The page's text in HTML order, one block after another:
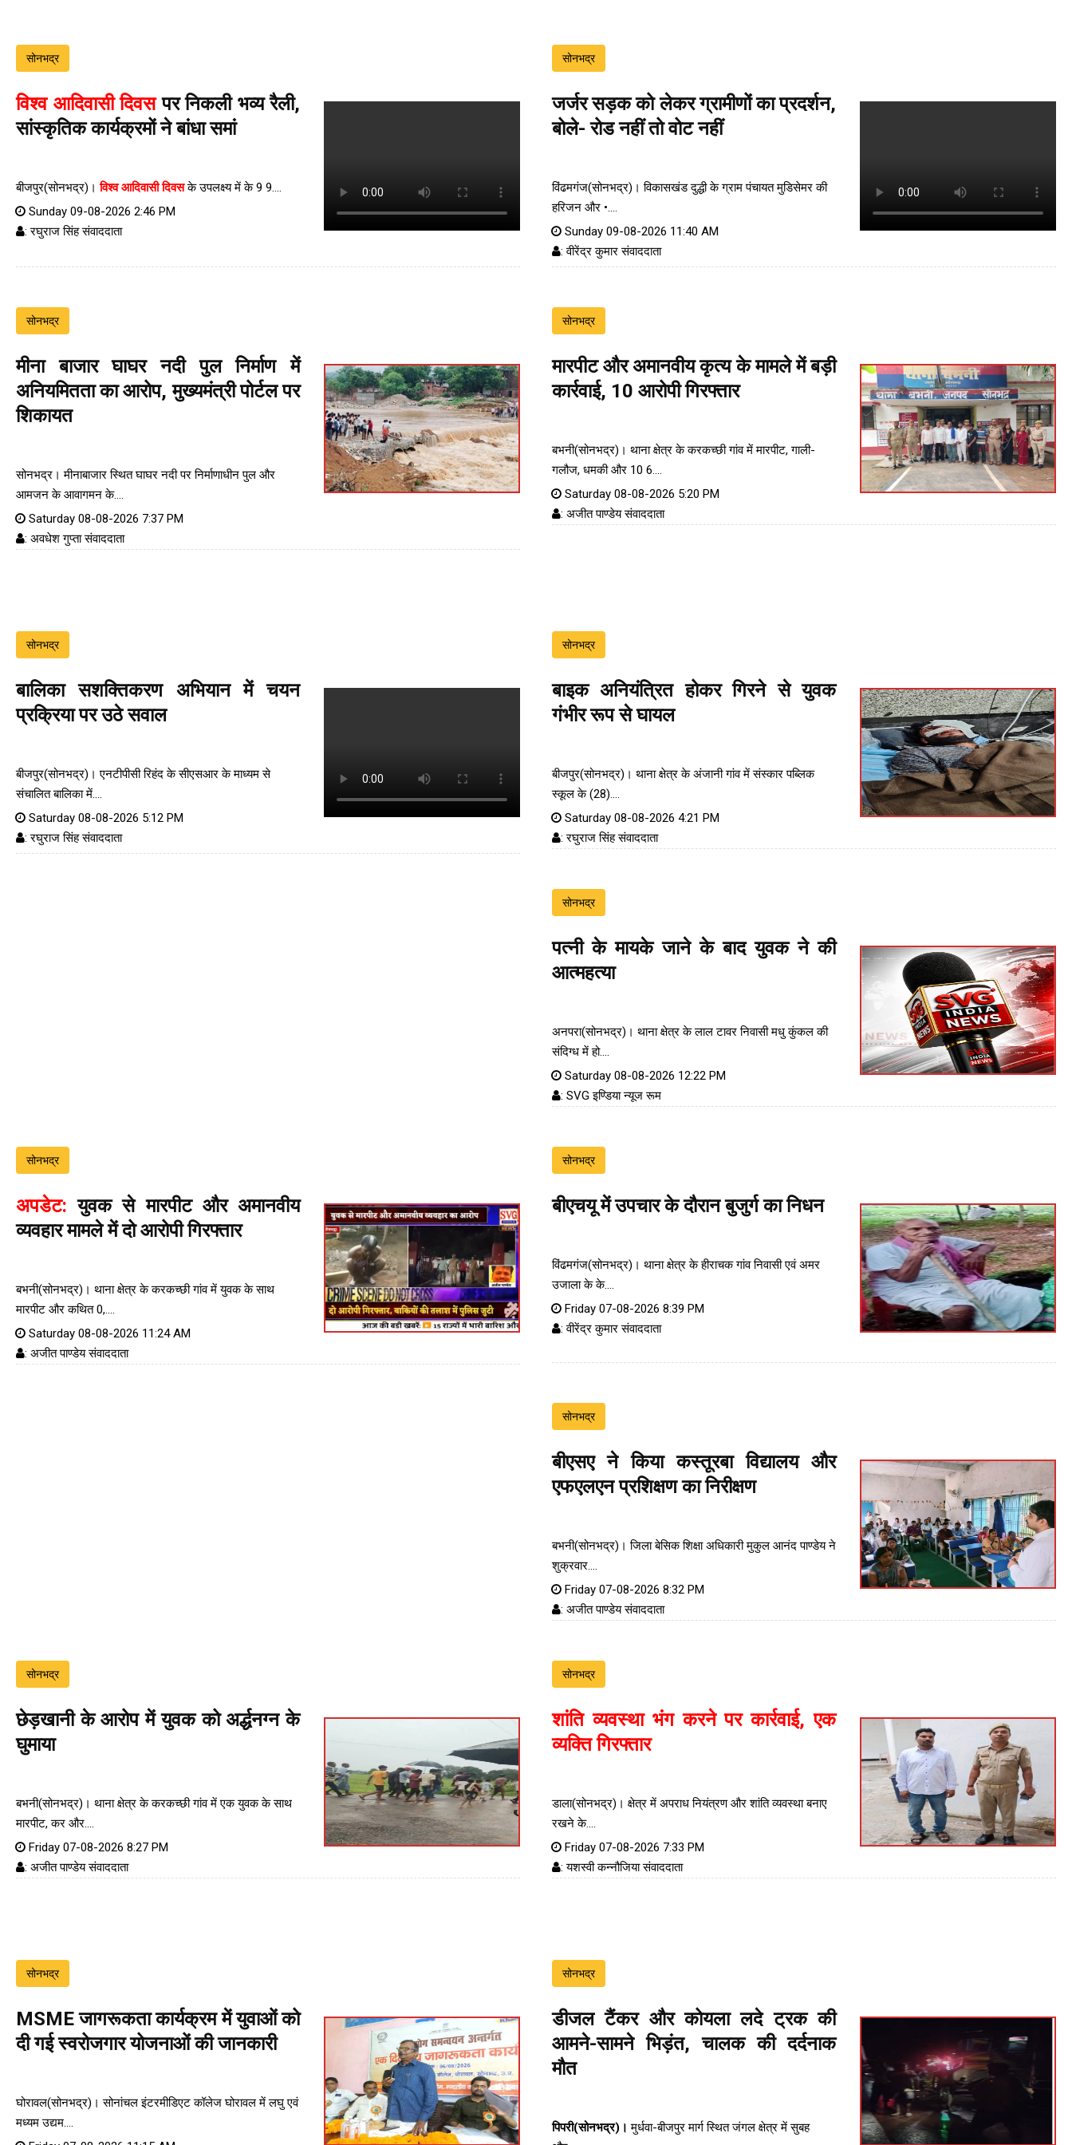
सोनभद्र
विश्व आदिवासी दिवसपर निकली भव्य रैली,
सांस्कृतिक कार्यक्रमों ने बांधा समां
बीजपुर(सोनभद्र)।विश्व आदिवासी दिवसके उपलक्ष्य में के 9 9....
Sunday 09-08-2026 2:46 PM
: रघुराज सिंह संवाददाता
सोनभद्र
जर्जर सड़क को लेकर ग्रामीणों का प्रदर्शन,
बोले- रोड नहीं तो वोट नहीं
विंढमगंज(सोनभद्र)। विकासखंड दुद्धी के ग्राम पंचायत मुडिसेमर की
हरिजन और •....
Sunday 09-08-2026 11:40 AM
: वीरेंद्र कुमार संवाददाता
सोनभद्र
मीना बाजार घाघर नदी पुल निर्माण में
अनियमितता का आरोप, मुख्यमंत्री पोर्टल पर
शिकायत
सोनभद्र। मीनाबाजार स्थित घाघर नदी पर निर्माणाधीन पुल और
आमजन के आवागमन के....
Saturday 08-08-2026 7:37 PM
: अवधेश गुप्ता संवाददाता
सोनभद्र
मारपीट और अमानवीय कृत्य के मामले में बड़ी
कार्रवाई, 10 आरोपी गिरफ्तार
बभनी(सोनभद्र)। थाना क्षेत्र के करकच्छी गांव में मारपीट, गाली-
गलौज, धमकी और 10 6....
Saturday 08-08-2026 5:20 PM
: अजीत पाण्डेय संवाददाता
सोनभद्र
बालिका सशक्तिकरण अभियान में चयन
प्रक्रिया पर उठे सवाल
बीजपुर(सोनभद्र)। एनटीपीसी रिहंद के सीएसआर के माध्यम से
संचालित बालिका में....
Saturday 08-08-2026 5:12 PM
: रघुराज सिंह संवाददाता
सोनभद्र
बाइक अनियंत्रित होकर गिरने से युवक
गंभीर रूप से घायल
बीजपुर(सोनभद्र)। थाना क्षेत्र के अंजानी गांव में संस्कार पब्लिक
स्कूल के (28)....
Saturday 08-08-2026 4:21 PM
: रघुराज सिंह संवाददाता
सोनभद्र
पत्नी के मायके जाने के बाद युवक ने की
आत्महत्या
अनपरा(सोनभद्र)। थाना क्षेत्र के लाल टावर निवासी मधु कुंकल की
संदिग्ध में हो....
Saturday 08-08-2026 12:22 PM
: SVG इण्डिया न्यूज रूम
सोनभद्र
अपडेट: युवक से मारपीट और अमानवीय
व्यवहार मामले में दो आरोपी गिरफ्तार
बभनी(सोनभद्र)। थाना क्षेत्र के करकच्छी गांव में युवक के साथ
मारपीट और कथित 0,....
Saturday 08-08-2026 11:24 AM
: अजीत पाण्डेय संवाददाता
सोनभद्र
बीएचयू में उपचार के दौरान बुजुर्ग का निधन
विंढमगंज(सोनभद्र)। थाना क्षेत्र के हीराचक गांव निवासी एवं अमर
उजाला के के....
Friday 07-08-2026 8:39 PM
: वीरेंद्र कुमार संवाददाता
सोनभद्र
बीएसए ने किया कस्तूरबा विद्यालय और
एफएलएन प्रशिक्षण का निरीक्षण
बभनी(सोनभद्र)। जिला बेसिक शिक्षा अधिकारी मुकुल आनंद पाण्डेय ने
शुक्रवार....
Friday 07-08-2026 8:32 PM
: अजीत पाण्डेय संवाददाता
सोनभद्र
छेड़खानी के आरोप में युवक को अर्द्धनग्न के
घुमाया
बभनी(सोनभद्र)। थाना क्षेत्र के करकच्छी गांव में एक युवक के साथ
मारपीट, कर और....
Friday 07-08-2026 8:27 PM
: अजीत पाण्डेय संवाददाता
सोनभद्र
शांति व्यवस्था भंग करने पर कार्रवाई, एक
व्यक्ति गिरफ्तार
डाला(सोनभद्र)। क्षेत्र में अपराध नियंत्रण और शांति व्यवस्था बनाए
रखने के....
Friday 07-08-2026 7:33 PM
: यशस्वी कन्नौजिया संवाददाता
सोनभद्र
MSME जागरूकता कार्यक्रम में युवाओं को
दी गई स्वरोजगार योजनाओं की जानकारी
घोरावल(सोनभद्र)। सोनांचल इंटरमीडिएट कॉलेज घोरावल में लघु एवं
मध्यम उद्यम....
सोनभद्र
डीजल टैंकर और कोयला लदे ट्रक की
आमने-सामने भिड़ंत, चालक की दर्दनाक
मौत
पिपरी(सोनभद्र)। मुर्धवा-बीजपुर मार्ग स्थित जंगल क्षेत्र में सुबह